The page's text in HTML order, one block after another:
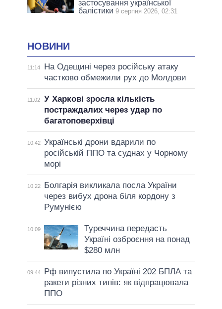
застосування української
балістики 9 серпня 2026, 02:31
НОВИНИ
11:14
На Одещині через російську атаку
частково обмежили рух до Молдови
11:02
У Харкові зросла кількість
постраждалих через удар по
багатоповерхівці
10:42 Українські дрони вдарили по
російській ППО та суднах у Чорному
морі
10:22
Болгарія викликала посла України
через вибух дрона біля кордону з
Румунією
10:09
Туреччина передасть
Україні озброєння на понад
$280 млн
09:44
Рф випустила по Україні 202 БПЛА та
ракети різних типів: як відпрацювала
ППО